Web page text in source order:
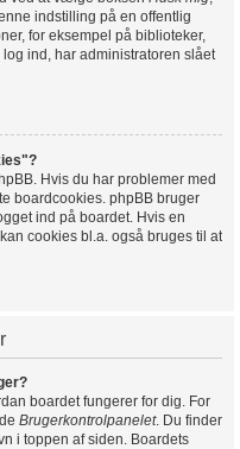
indstilling på en offentlig
for eksempel på biblioteker,
ind, har administratoren slået
Hvis du har problemer med
boardcookies. phpBB bruger
ind på boardet. Hvis en
cookies bl.a. også bruges til at
boardet fungerer for dig. For
Brugerkontrolpanelet. Du finder
i toppen af siden. Boardets